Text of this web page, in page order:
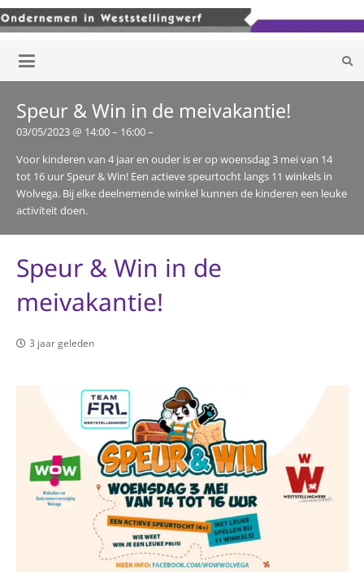
Speur & Win in de meivakantie!
03/05/2023 @ 14:00 – 16:00 –
Voor kinderen van 4 jaar en ouder is er op woensdag 3 mei van 14
tot 16 uur Speur & Win! Een actieve speurtocht langs 11 winkels in
Wolvega. Bij elke deelnemende winkel kunnen de kinderen een leuke
activiteit doen.
Speur & Win in de
meivakantie!
3 jaar geleden